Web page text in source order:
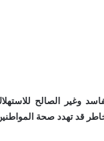
وغير الصالح
قد تهدد صحة